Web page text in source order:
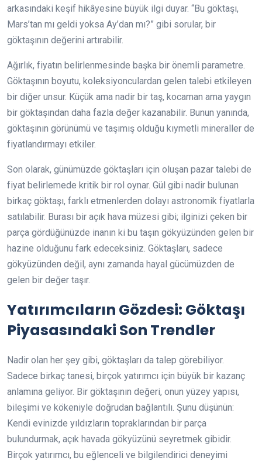
arkasındaki keşif hikâyesine büyük ilgi duyar. “Bu göktaşı,
Mars’tan mı geldi yoksa Ay’dan mı?” gibi sorular, bir
göktaşının değerini artırabilir.
Ağırlık, fiyatın belirlenmesinde başka bir önemli parametre.
Göktaşının boyutu, koleksiyonculardan gelen talebi etkileyen
bir diğer unsur. Küçük ama nadir bir taş, kocaman ama yaygın
bir göktaşından daha fazla değer kazanabilir. Bunun yanında,
göktaşının görünümü ve taşımış olduğu kıymetli mineraller de
fiyatlandırmayı etkiler.
Son olarak, günümüzde göktaşları için oluşan pazar talebi de
fiyat belirlemede kritik bir rol oynar. Gül gibi nadir bulunan
birkaç göktaşı, farklı etmenlerden dolayı astronomik fiyatlarla
satılabilir. Burası bir açık hava müzesi gibi; ilginizi çeken bir
parça gördüğünüzde inanın ki bu taşın gökyüzünden gelen bir
hazine olduğunu fark edeceksiniz. Göktaşları, sadece
gökyüzünden değil, aynı zamanda hayal gücümüzden de
gelen bir değer taşır.
Yatırımcıların Gözdesi: Göktaşı
Piyasasındaki Son Trendler
Nadir olan her şey gibi, göktaşları da talep görebiliyor.
Sadece birkaç tanesi, birçok yatırımcı için büyük bir kazanç
anlamına geliyor. Bir göktaşının değeri, onun yüzey yapısı,
bileşimi ve kökeniyle doğrudan bağlantılı. Şunu düşünün:
Kendi evinizde yıldızların topraklarından bir parça
bulundurmak, açık havada gökyüzünü seyretmek gibidir.
Birçok yatırımcı, bu eğlenceli ve bilgilendirici deneyimi